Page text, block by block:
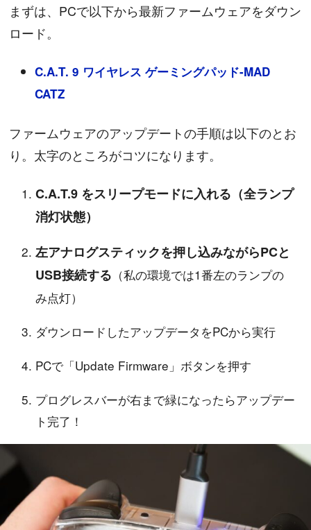
まずは、PCで以下から最新ファームウェアをダウン
ロード。
C.A.T. 9 ワイヤレス ゲーミングパッド-MAD
CATZ
ファームウェアのアップデートの手順は以下のとお
り。太字のところがコツになります。
C.A.T.9 をスリープモードに入れる（全ランプ
消灯状態）
左アナログスティックを押し込みながらPCと
USB接続する （私の環境では1番左のランプの
み点灯）
ダウンロードしたアップデータをPCから実行
PCで「Update Firmware」ボタンを押す
プログレスバーが右まで緑になったらアップデー
ト完了！